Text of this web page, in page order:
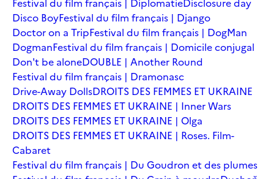
Disco BoyFestival du film français | Django
Doctor on a TripFestival du film français | DogMan
DogmanFestival du film français | Domicile conjugal
Don't be aloneDOUBLE | Another Round
Festival du film français | Dramonasc
Drive-Away DollsDROITS DES FEMMES ET UKRAINE
DROITS DES FEMMES ET UKRAINE | Inner Wars
DROITS DES FEMMES ET UKRAINE | Olga
DROITS DES FEMMES ET UKRAINE | Roses. Film-
Cabaret
Festival du film français | Du Goudron et des plumes